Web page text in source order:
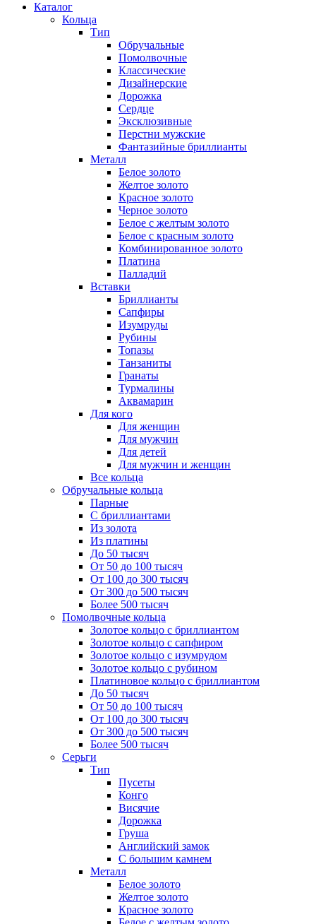
Каталог
Кольца
Тип
Обручальные
Помолвочные
Классические
Дизайнерские
Дорожка
Сердце
Эксклюзивные
Перстни мужские
Фантазийные бриллианты
Металл
Белое золото
Желтое золото
Красное золото
Черное золото
Белое с желтым золото
Белое с красным золото
Комбинированное золото
Платина
Палладий
Вставки
Бриллианты
Сапфиры
Изумруды
Рубины
Топазы
Танзаниты
Гранаты
Турмалины
Аквамарин
Для кого
Для женщин
Для мужчин
Для детей
Для мужчин и женщин
Все кольца
Обручальные кольца
Парные
С бриллиантами
Из золота
Из платины
До 50 тысяч
От 50 до 100 тысяч
От 100 до 300 тысяч
От 300 до 500 тысяч
Более 500 тысяч
Помолвочные кольца
Золотое кольцо с бриллиантом
Золотое кольцо с сапфиром
Золотое кольцо с изумрудом
Золотое кольцо с рубином
Платиновое кольцо с бриллиантом
До 50 тысяч
От 50 до 100 тысяч
От 100 до 300 тысяч
От 300 до 500 тысяч
Более 500 тысяч
Серьги
Тип
Пусеты
Конго
Висячие
Дорожка
Груша
Английский замок
С большим камнем
Металл
Белое золото
Желтое золото
Красное золото